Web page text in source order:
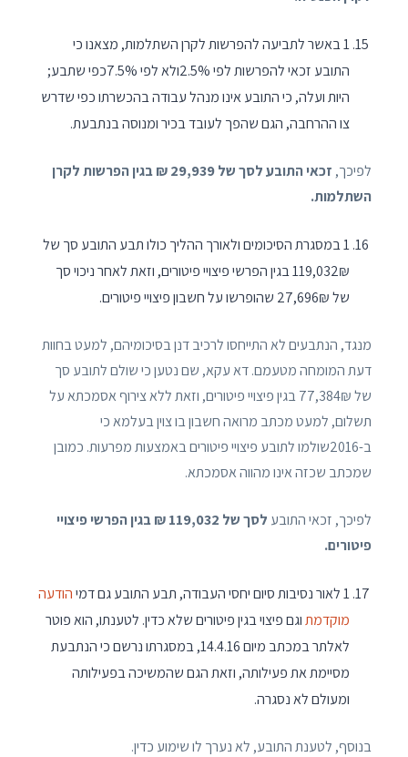
1 באשר לתביעה להפרשות לקרן השתלמות, מצאנו כי
התובע זכאי להפרשות לפי 2.5%ולא לפי 7.5%כפי שתבע;
היות ועלה, כי התובע אינו מנהל עבודה בהכשרתו כפי שדרש
צו ההרחבה, הגם שהפך לעובד בכיר ומנוסה בנתבעת.
לפיכך,
זכאי התובע לסך של 29,939 ₪ בגין הפרשות לקרן
השתלמות.
1 במסגרת הסיכומים ולאורך ההליך כולו תבע התובע סך של
119,032₪ בגין הפרשי פיצויי פיטורים, וזאת לאחר ניכוי סך
של 27,696₪ שהופרשו על חשבון פיצויי פיטורים.
מנגד, הנתבעים לא התייחסו לרכיב דנן בסיכומיהם, למעט בחוות
דעת המומחה מטעמם. דא עקא, שם נטען כי שולם לתובע סך
של 77,384₪ בגין פיצויי פיטורים, וזאת ללא צירוף אסמכתא על
תשלום, למעט מכתב מרואה חשבון בו צוין בעלמא כי
ב-2016שולמו לתובע פיצויי פיטורים באמצעות מפרעות. כמובן
שמכתב שכזה אינו מהווה אסמכתא.
לפיכך, זכאי התובע
לסך של 119,032 ₪ בגין הפרשי פיצויי
פיטורים.
1 לאור נסיבות סיום יחסי העבודה, תבע התובע גם דמי
הודעה
מוקדמתוגם פיצוי בגין פיטורים שלא כדין. לטענתו, הוא פוטר
לאלתר במכתב מיום 14.4.16, במסגרתו נרשם כי הנתבעת
מסיימת את פעילותה, וזאת הגם שהמשיכה בפעילותה
ומעולם לא נסגרה.
בנוסף, לטענת התובע, לא נערך לו שימוע כדין.